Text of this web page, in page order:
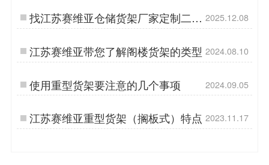
找江苏赛维亚仓储货架厂家定制二层
货架需要注意这些细节
2025.12.08
江苏赛维亚带您了解阁楼货架的类型 2024.08.10
使用重型货架要注意的几个事项 2024.09.05
江苏赛维亚重型货架（搁板式）特点 2023.11.17